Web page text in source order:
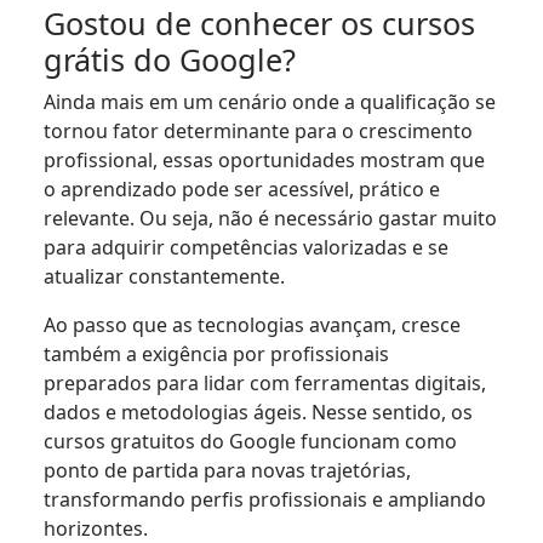
Gostou de conhecer os cursos
grátis do Google?
Ainda mais em um cenário onde a qualificação se
tornou fator determinante para o crescimento
profissional, essas oportunidades mostram que
o aprendizado pode ser acessível, prático e
relevante. Ou seja, não é necessário gastar muito
para adquirir competências valorizadas e se
atualizar constantemente.
Ao passo que as tecnologias avançam, cresce
também a exigência por profissionais
preparados para lidar com ferramentas digitais,
dados e metodologias ágeis. Nesse sentido, os
cursos gratuitos do Google funcionam como
ponto de partida para novas trajetórias,
transformando perfis profissionais e ampliando
horizontes.